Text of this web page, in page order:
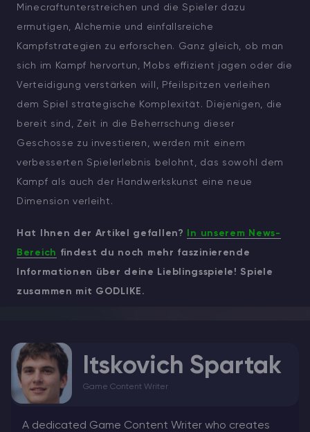
Minecraftunterstreichen und die Spieler dazu
ermutigen, Alchemie und einfallsreiche
Kampfstrategien zu erforschen. Ganz gleich, ob man
sich im Kampf hervortun, Mobs effizient jagen oder die
Verteidigung verstärken will, Pfeilspitzen verleihen
dem Spiel strategische Komplexität. Diejenigen, die
bereit sind, Zeit in die Beherrschung dieser
Geschosse zu investieren, werden mit einem
verbesserten Spielerlebnis belohnt, das sowohl dem
Kampf als auch der Handwerkskunst eine neue
Dimension verleiht.
Hat Ihnen der Artikel gefallen?
In unserem News-
Bereich findest du noch mehr faszinierende
Informationen über deine Lieblingsspiele! Spiele
zusammen mit GODLIKE.
Itskovich Spartak
Game Content Writer
A dedicated Game Content Writer who creates